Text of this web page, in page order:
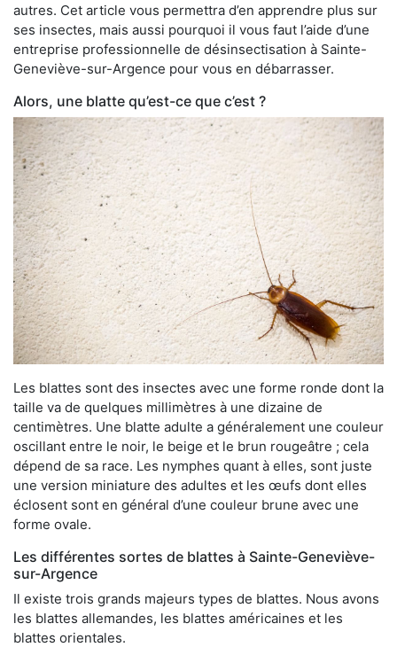
autres. Cet article vous permettra d’en apprendre plus sur
ses insectes, mais aussi pourquoi il vous faut l’aide d’une
entreprise professionnelle de désinsectisation à Sainte-
Geneviève-sur-Argence pour vous en débarrasser.
Alors, une blatte qu’est-ce que c’est ?
Les blattes sont des insectes avec une forme ronde dont la
taille va de quelques millimètres à une dizaine de
centimètres. Une blatte adulte a généralement une couleur
oscillant entre le noir, le beige et le brun rougeâtre ; cela
dépend de sa race. Les nymphes quant à elles, sont juste
une version miniature des adultes et les œufs dont elles
éclosent sont en général d’une couleur brune avec une
forme ovale.
Les différentes sortes de blattes à Sainte-Geneviève-
sur-Argence
Il existe trois grands majeurs types de blattes. Nous avons
les blattes allemandes, les blattes américaines et les
blattes orientales.